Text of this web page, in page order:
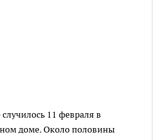
11 февраля в
доме. Около половины